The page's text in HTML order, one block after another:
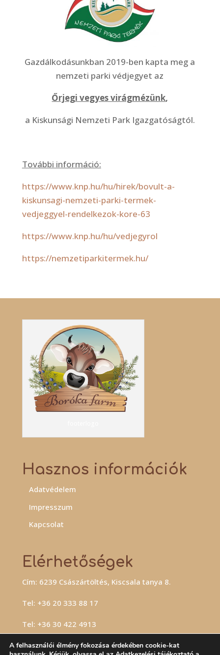
Gazdálkodásunkban 2019-ben kapta meg a
nemzeti parki védjegyet az
Őrjegi vegyes virágmézünk,
a Kiskunsági Nemzeti Park Igazgatóságtól.
További információ:
https://www.knp.hu/hu/hirek/bovult-a-
kiskunsagi-nemzeti-parki-termek-
vedjeggyel-rendelkezok-kore-63
https://www.knp.hu/hu/vedjegyrol
https://nemzetiparkitermek.hu/
Hasznos információk
Adatvédelem
Impresszum
Kapcsolat
Elérhetőségek
Cím: 6239 Császártöltés, Kiscsala tanya 8.
Tel: +36 20 333 88 17
Tel: +36 30 422 4913
E-mail:info@borokafarm.hu
A felhasználói élmény fokozása érdekében cookie-kat